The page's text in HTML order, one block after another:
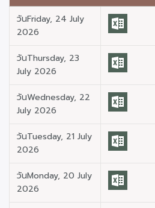
วันFriday, 24 July
2026
วันThursday, 23
July 2026
วันWednesday, 22
July 2026
วันTuesday, 21 July
2026
วันMonday, 20 July
2026